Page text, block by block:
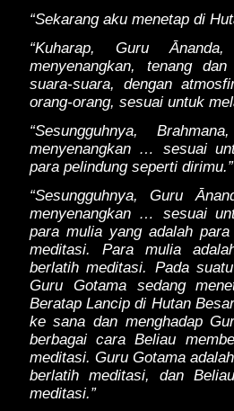
“Sekarang aku menetap di
“Kuharap, Guru
menyenangkan, tenang
suara-suara, dengan
orang-orang, sesuai untuk
“Sesungguhnya,
menyenangkan … sesuai
para pelindung seperti dirimu.”
“Sesungguhnya, Guru
menyenangkan … sesuai
para mulia yang adalah
meditasi. Para mulia
berlatih meditasi. Pada
Guru Gotama sedang
Beratap Lancip di Hutan
ke sana dan menghadap
berbagai cara Beliau
meditasi. Guru Gotama
berlatih meditasi, dan
meditasi.”